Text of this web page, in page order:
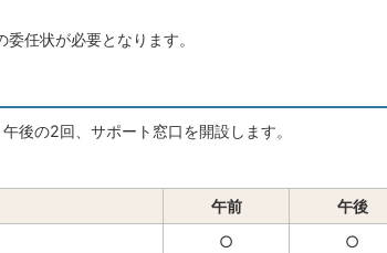
任状が必要となります。
後の2回、サポート窓口を開設します。
午前
午後
○
○